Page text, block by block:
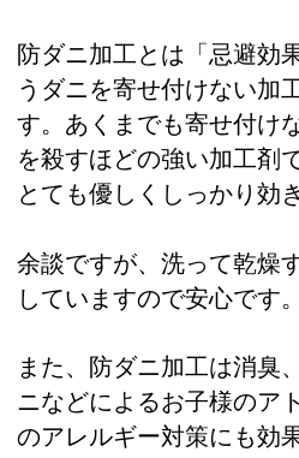
防ダニ加工とは「忌避効
うダニを寄せ付けない加
す。あくまでも寄せ付け
を殺すほどの強い加工剤
とても優しくしっかり効
余談ですが、洗って乾燥
していますので安心です。
また、防ダニ加工は消臭
ニなどによるお子様のア
のアレルギー対策にも効